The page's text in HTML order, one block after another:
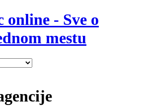
- Sve o
mestu